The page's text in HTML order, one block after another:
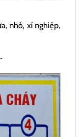
nhỏ, xí nghiệp,